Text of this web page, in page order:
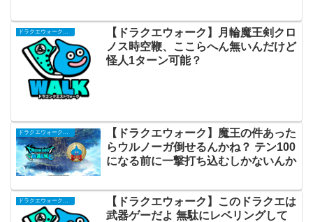
ドラクエウォークまとめ
【ドラクエウォーク】月輪魔王剣クロ
ノス時空鞭、ここらへん無いんだけど
怪人1ターン可能？
ドラクエウォークまとめ
【ドラクエウォーク】魔王の件あった
らウルノーガ倒せるんかね？ テン100
になる前に一撃打ち込むしかないんか
【ドラクエウォーク】このドラクエは
武器ゲーだよ 無駄にレベリングして